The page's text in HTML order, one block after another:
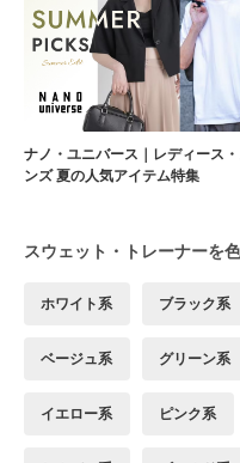
ナノ・ユニバース｜レディース
ンズ 夏の人気アイテム特集
スウェット・トレーナーを
ホワイト系 ブラック系
ベージュ系 グリーン系
イエロー系 ピンク系